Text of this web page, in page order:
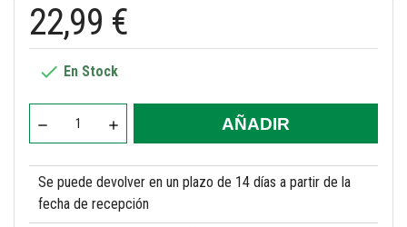
22,99 €
 En Stock
AÑADIR
Se puede devolver en un plazo de 14 días a partir de la
fecha de recepción